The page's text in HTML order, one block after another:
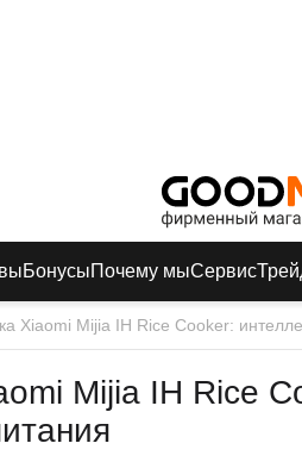
БонусыПочему мыСервис
Xiaomi Mijia IH Rice Cooker:
Mijia IH Rice